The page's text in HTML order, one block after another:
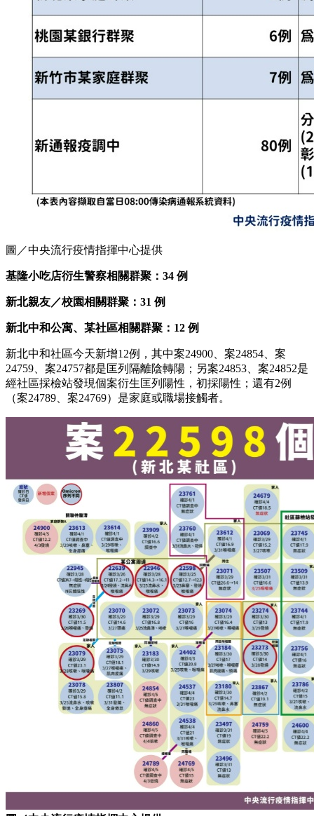
圖／中央流行疫情指揮中心提供
基隆小吃店衍生警察相關群聚：34 例
新北親友／校園相關群聚：31 例
新北中和公寓、某社區相關群聚：12 例
新北中和社區今天新增12例，其中案24900、案24854、案
24759、案24757都是匡列隔離陰轉陽；另案24853、案24852是
經社區採檢站發現個案衍生匡列陽性，初採陽性；還有2例
（案24789、案24769）是家庭或職場接觸者。